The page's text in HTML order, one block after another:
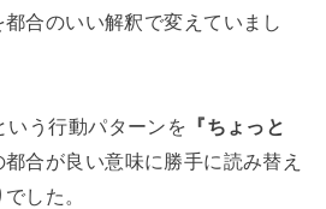
合のいい解釈で変えていまし
いう行動パターンを 『ちょっと
合が良い意味に勝手に読み替え
した。